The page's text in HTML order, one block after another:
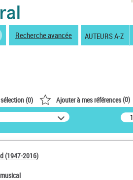
Recherche avancée AUTEURS A-Z
(0) Ajouter à mes références(0)
(1947-2016)